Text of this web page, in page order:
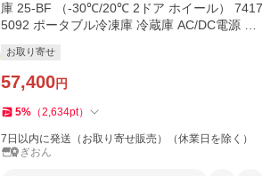
庫 25-BF （-30℃/20℃ 2ドア ホイール） 7417
5092 ポータブル冷凍庫 冷蔵庫 AC/DC電源 車
お取り寄せ
57,400円
5% （2,634pt）
7日以内に発送（お取り寄せ販売）（休業日を除く）
ぎおん